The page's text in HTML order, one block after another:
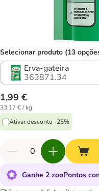
Selecionar produto (13
Erva-gateira
363871.34
1,99 €
33,17 € / kg
Ativar desconto -25%
Ganhe 2 zooPontos